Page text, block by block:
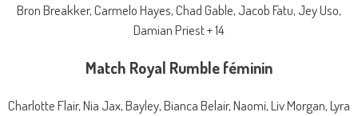
Bron Breakker, Carmelo Hayes, Chad Gable, Jacob Fatu, Jey Uso,
Damian Priest + 14
Match Royal Rumble féminin
Charlotte Flair, Nia Jax, Bayley, Bianca Belair, Naomi, Liv Morgan, Lyra